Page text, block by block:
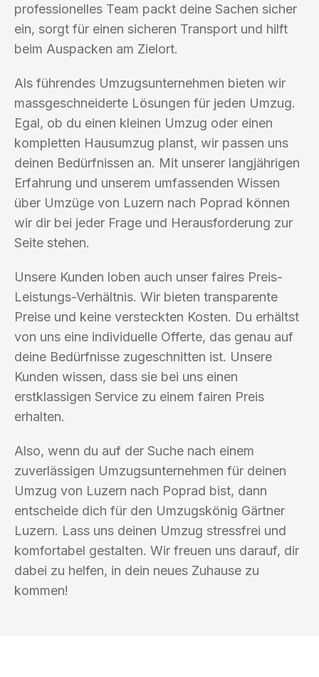
professionelles Team packt deine Sachen sicher
ein, sorgt für einen sicheren Transport und hilft
beim Auspacken am Zielort.
Als führendes Umzugsunternehmen bieten wir
massgeschneiderte Lösungen für jeden Umzug.
Egal, ob du einen kleinen Umzug oder einen
kompletten Hausumzug planst, wir passen uns
deinen Bedürfnissen an. Mit unserer langjährigen
Erfahrung und unserem umfassenden Wissen
über Umzüge von Luzern nach Poprad können
wir dir bei jeder Frage und Herausforderung zur
Seite stehen.
Unsere Kunden loben auch unser faires Preis-
Leistungs-Verhältnis. Wir bieten transparente
Preise und keine versteckten Kosten. Du erhältst
von uns eine individuelle Offerte, das genau auf
deine Bedürfnisse zugeschnitten ist. Unsere
Kunden wissen, dass sie bei uns einen
erstklassigen Service zu einem fairen Preis
erhalten.
Also, wenn du auf der Suche nach einem
zuverlässigen Umzugsunternehmen für deinen
Umzug von Luzern nach Poprad bist, dann
entscheide dich für den Umzugskönig Gärtner
Luzern. Lass uns deinen Umzug stressfrei und
komfortabel gestalten. Wir freuen uns darauf, dir
dabei zu helfen, in dein neues Zuhause zu
kommen!